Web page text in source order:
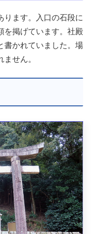
ます。入口の石段に
を掲げています。社殿
書かれていました。場
せん。